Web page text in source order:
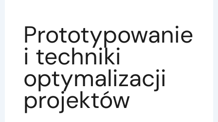
Prototypowanie
i techniki
optymalizacji
projektów